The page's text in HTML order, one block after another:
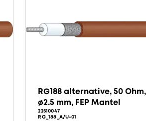
RG188 alternative, 50 Ohm,
ø2.5 mm, FEP Mantel
22510047
RG_188_A/U-01